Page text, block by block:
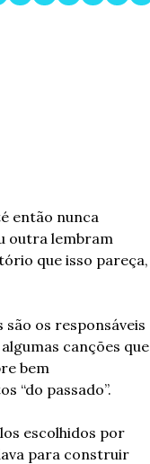
então nunca
outra lembram
que isso pareça,
os responsáveis
canções que
bem
“do passado”.
escolhidos por
para construir